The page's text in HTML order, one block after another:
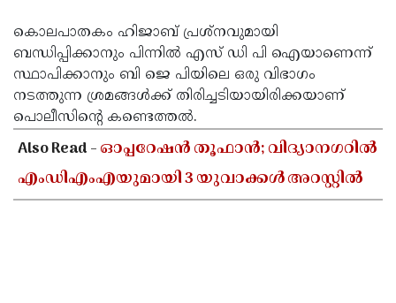
കൊലപാതകം ഹിജാബ് പ്രശ്‌നവുമായി
ബന്ധിപ്പിക്കാനും പിന്നില്‍ എസ് ഡി പി ഐയാണെന്ന്
സ്ഥാപിക്കാനും ബി ജെ പിയിലെ ഒരു വിഭാഗം
നടത്തുന്ന ശ്രമങ്ങള്‍ക്ക് തിരിച്ചടിയായിരിക്കയാണ്
പൊലീസിന്റെ കണ്ടെത്തല്‍.
Also Read -ഓപ്പറേഷൻ തൂഫാൻ; വിദ്യാനഗറിൽ
എംഡിഎംഎയുമായി 3 യുവാക്കൾ അറസ്റ്റിൽ